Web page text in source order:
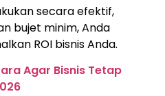
secara efektif,
bujet minim, Anda
ROI bisnis Anda.
Agar Bisnis Tetap